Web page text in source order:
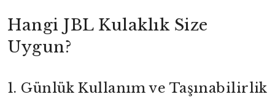
Hangi JBL Kulaklık Size
Uygun?
1. Günlük Kullanım ve Taşınabilirlik